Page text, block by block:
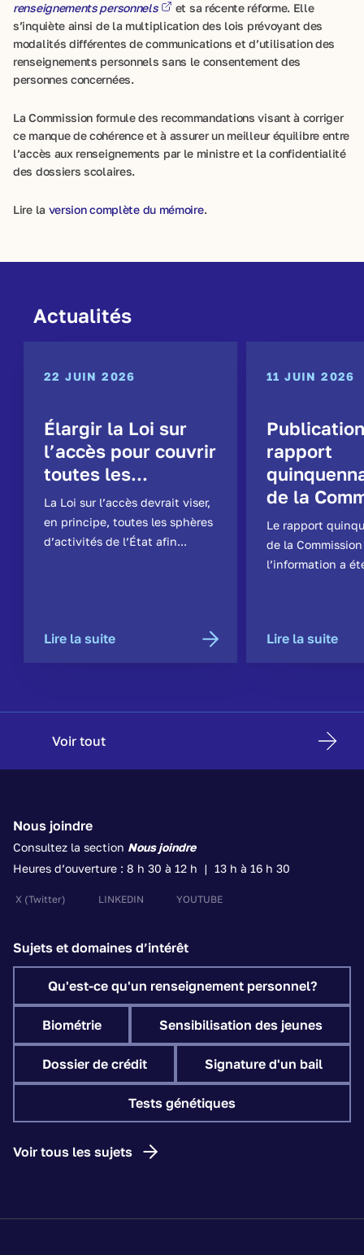
renseignements personnels
et sa récente réforme. Elle
s’inquiète ainsi de la multiplication des lois prévoyant des
modalités différentes de communications et d’utilisation des
renseignements personnels sans le consentement des
personnes concernées.
La Commission formule des recommandations visant à corriger
ce manque de cohérence et à assurer un meilleur équilibre entre
l’accès aux renseignements par le ministre et la confidentialité
des dossiers scolaires.
Lire la version complète du mémoire.
Actualités
22 JUIN 2026
Élargir la Loi sur
l’accès pour couvrir
toutes les...
La Loi sur l’accès devrait viser,
en principe, toutes les sphères
d’activités de l’État afin...
Lire la suite
11 JUIN 2026
rapport
de la
Le rapport
de la Commission
l’information a
Lire la suite
Voir tout
Nous joindre
Consultez la section Nous joindre
Heures d’ouverture : 8 h 30 à 12 h | 13 h à 16 h 30
X (Twitter) LINKEDIN YOUTUBE
Sujets et domaines d’intérêt
Qu'est-ce qu'un renseignement personnel?
Biométrie Sensibilisation des jeunes
Dossier de crédit Signature d'un bail
Tests génétiques
Voir tous les sujets